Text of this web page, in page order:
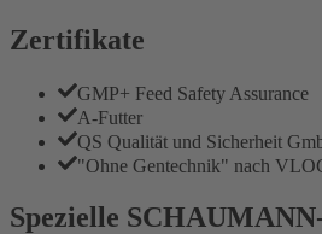
Zertifikate
GMP+ Feed Safety Assurance
A-Futter
QS Qualität und Sicherheit
"Ohne Gentechnik" nach
Spezielle